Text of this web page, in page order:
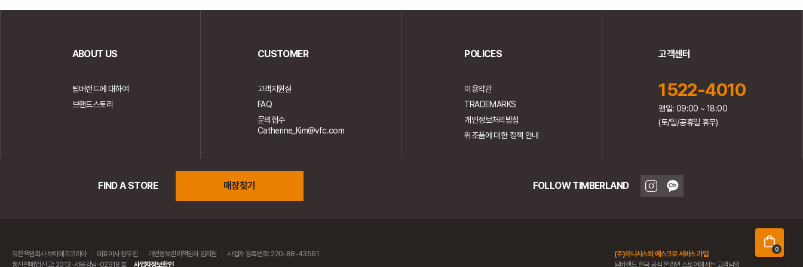
ABOUT US
팀버랜드에 대하여
브랜드스토리
CUSTOMER
고객지원실
FAQ
문의접수
Catherine_Kim@vfc.com
POLICES
이용약관
TRADEMARKS
개인정보처리방침
위조품에 대한 정책 안내
고객센터
1522-4010
평일: 09:00 ~ 18:00
(토/일/공휴일 휴무)
FIND A STORE 매장찾기 FOLLOW TIMBERLAND
유한책임회사 브이에프코리아 대표이사 장우진 개인정보관리책임자 김지원
사업자 등록번호: 220-88-43561
통신판매업 신고: 2013-서울강남-02918 호
사업자정보확인
(주)이니시스의 에스크로 서비스 가입
팀버랜드 한국 공식 온라인 스토어에서는 고객님의
0